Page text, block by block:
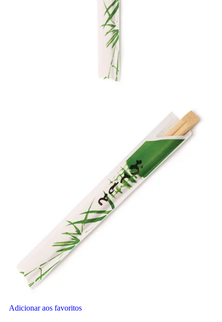
Adicionar aos favoritos